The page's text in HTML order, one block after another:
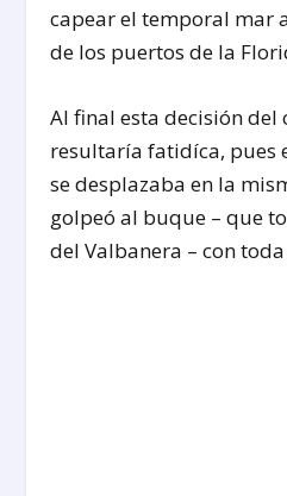
capear el temporal mar
de los puertos de la
Al final esta decisión
resultaría fatidíca, pues
se desplazaba en la
golpeó al buque – que
del Valbanera – con